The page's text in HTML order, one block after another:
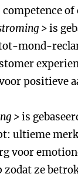
competence
>is
mond-
positieve
>is
ultieme
voor
zodat ze